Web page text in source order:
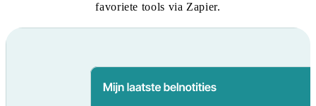
favoriete tools via Zapier.